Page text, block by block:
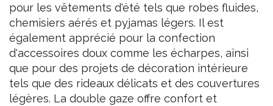
pour les vêtements d'été tels que robes fluides,
chemisiers aérés et pyjamas légers. Il est
également apprécié pour la confection
d'accessoires doux comme les écharpes, ainsi
que pour des projets de décoration intérieure
tels que des rideaux délicats et des couvertures
légères. La double gaze offre confort et